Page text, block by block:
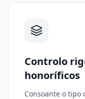
Controlo
honoríficos
Consoante o tipo